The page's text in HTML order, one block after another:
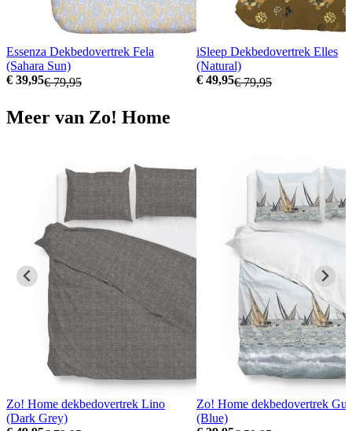
Essenza Dekbedovertrek Fela
(Sahara Sun)
€ 39,95€ 79,95
iSleep Dekbedovertrek Elles
(Natural)
€ 49,95€ 79,95
Meer van Zo! Home
Zo! Home dekbedovertrek Lino
(Dark Grey)
Zo! Home dekbedovertrek
(Blue)